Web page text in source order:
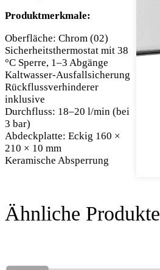
Produktmerkmale:
Oberfläche: Chrom (02)
Sicherheitsthermostat mit 38
°C Sperre, 1–3 Abgänge
Kaltwasser-Ausfallsicherung
Rückflussverhinderer
inklusive
Durchfluss: 18–20 l/min (bei
3 bar)
Abdeckplatte: Eckig 160 ×
210 × 10 mm
Keramische Absperrung
Ähnliche Produkte